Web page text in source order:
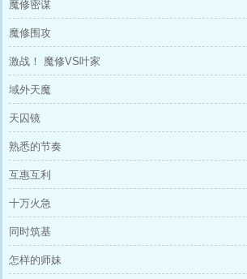
魔修密谋
魔修围攻
激战！ 魔修VS叶家
域外天魔
天囚镜
熟悉的节奏
互惠互利
十万火急
同时筑基
怎样的师妹